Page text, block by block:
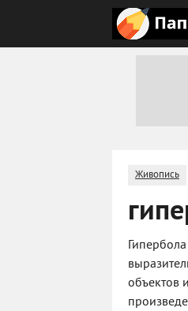
Живопись
объектов